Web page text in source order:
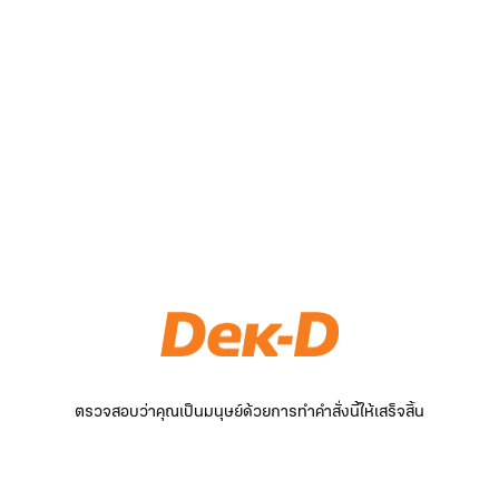
ตรวจสอบว่าคุณเป็นมนุษย์ด้วยการทำคำสั่งนี้ให้เสร็จสิ้น